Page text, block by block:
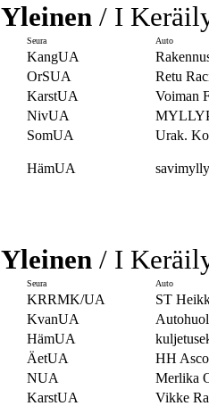
Yleinen / I
Seura
Auto
KangUA
OrSUA Retu
KarstUA Voiman
NivUA
SomUA Urak.
HämUA
Yleinen / I
Seura
Auto
KRRMK/UA ST
KvanUA
HämUA
ÄetUA HH
NUA Merlika
KarstUA Vikke